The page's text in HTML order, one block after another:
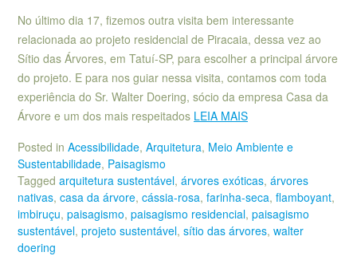
No último dia 17, fizemos outra visita bem interessante
relacionada ao projeto residencial de Piracaia, dessa vez ao
Sítio das Árvores, em Tatuí-SP, para escolher a principal árvore
do projeto. E para nos guiar nessa visita, contamos com toda
experiência do Sr. Walter Doering, sócio da empresa Casa da
Árvore e um dos mais respeitados LEIA MAIS
Posted in Acessibilidade, Arquitetura, Meio Ambiente e
Sustentabilidade, Paisagismo
Tagged arquitetura sustentável, árvores exóticas, árvores
nativas, casa da árvore, cássia-rosa, farinha-seca, flamboyant,
imbiruçu, paisagismo, paisagismo residencial, paisagismo
sustentável, projeto sustentável, sítio das árvores, walter
doering